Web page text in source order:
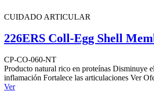
CUIDADO ARTICULAR
226ERS Coll-Egg Shell
CP-CO-060-NT
Producto natural rico en proteínas Disminuye
inflamación Fortalece las articulaciones Ver
Ver